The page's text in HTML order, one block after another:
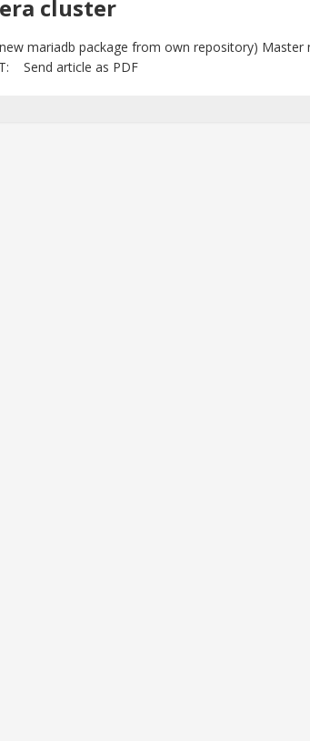
cluster
mariadb package from own repository) Master
Send article as PDF